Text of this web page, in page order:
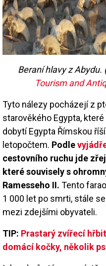
Beraní hlavy z Abydu.
Tourism and
Tyto nálezy pocházejí z
starověkého Egypta,
dobytí Egypta Římskou
letopočtem. Podle
cestovního ruchu jde
které souvisely s
Ramesseho II. Tento
1 000 let po smrti, stále
mezi zdejšími obyvateli.
TIP: Prastarý zvířecí
domácí kočky, několik